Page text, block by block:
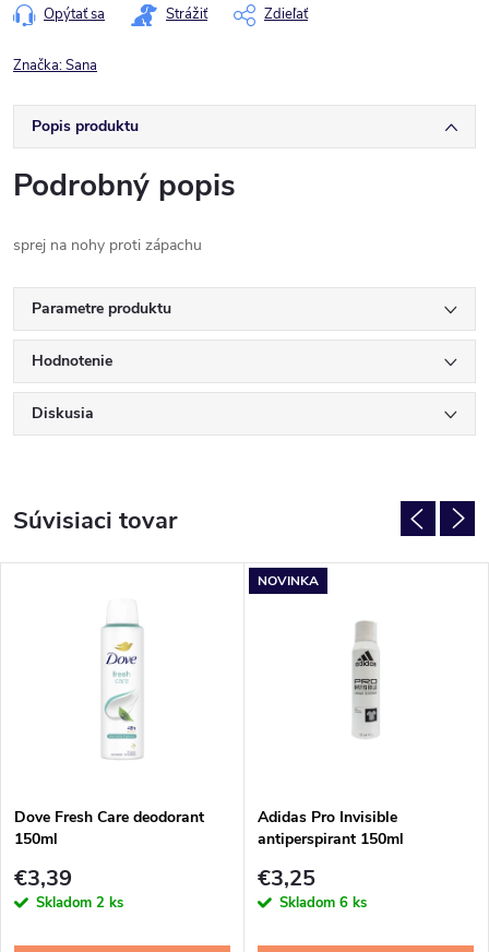
Opýtať sa Strážiť Zdieľať
Značka:Sana
Popis produktu
Podrobný popis
sprej na nohy proti zápachu
Parametre produktu
Hodnotenie
Diskusia
Súvisiaci tovar
Dove Fresh Care deodorant
150ml
€3,39
Skladom 2 ks
NOVINKA
Adidas Pro Invisible
antiperspirant 150ml
€3,25
Skladom 6 ks